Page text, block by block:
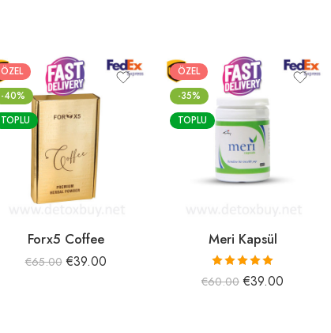
ÖZEL
-40%
TOPLU
Forx5 Coffee
€65.00 €39.00
ÖZEL
-35%
TOPLU
Meri Kapsül
5 üzerinden
5.00oy aldı
€60.00 €39.00